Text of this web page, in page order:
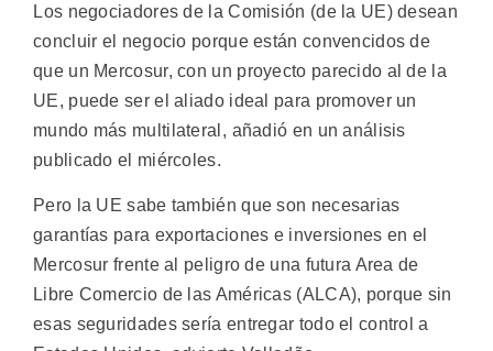
Los negociadores de la Comisión (de la UE) desean
concluir el negocio porque están convencidos de
que un Mercosur, con un proyecto parecido al de la
UE, puede ser el aliado ideal para promover un
mundo más multilateral, añadió en un análisis
publicado el miércoles.
Pero la UE sabe también que son necesarias
garantías para exportaciones e inversiones en el
Mercosur frente al peligro de una futura Area de
Libre Comercio de las Américas (ALCA), porque sin
esas seguridades sería entregar todo el control a